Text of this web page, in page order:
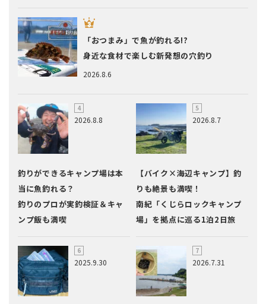
2026.8.6
「おつまみ」で魚が釣れる!?
身近な食材で楽しむ新発想の穴釣り
2026.8.8
釣りができるキャンプ場は本
当に魚釣れる？
釣りのプロが実釣検証＆キャ
ンプ飯も満喫
2026.8.7
【バイク×海辺キャンプ】釣
りも絶景も満喫！
南紀「くじらロックキャンプ
場」を拠点に巡る1泊2日旅
2025.9.30 2026.7.31